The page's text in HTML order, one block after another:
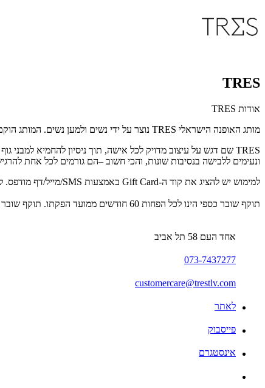
TRES
אודות TRES
מותג האופנה הישראלי TRES נוצר על ידי נשים ולמען נשים. המותג הוקם בשנת 2014 על ידי שלוש מעצבות בוגרות שנקר - נוי גוז, נועה גור ודפנה פילוסוף, וזכה במשך השנים לקהל לקוחות רחב, אוהד ונאמן.
ונעימים ללבישה בנסיבות שונות, והכי חשוב –הם גורמים לכל אחת
למימוש יש להציג את קוד ה-Gift Card באמצעות SMS/מייל/דף מודפס. לפרטים נוספים: 073-7437277.
תוקף שובר כספי הינו לכל הפחות 60 חודשים ממועד הפקתו. תוקף שובר לרכישת מוצר או שירות מסויים יהיה לכל הפחות 24 חודשים ממועד הפקתו
אחד העם 58 תל אביב
073-7437277
customercare@trestlv.com
לאתר
פייסבוק
אינסטגרם